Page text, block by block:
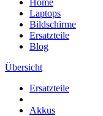
Home
Laptops
Bildschirme
Ersatzteile
Blog
Übersicht
Ersatzteile
Akkus